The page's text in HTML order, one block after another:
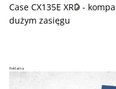
Case CX135E XRD -
dużym zasięgu
Reklama
Targetowanie